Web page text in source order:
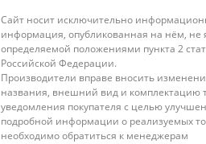
Сайт носит исключительно
информация, опубликованная на нём, не
определяемой положениями пункта 2
Российской Федерации.
Производители вправе вносить
названия, внешний вид и комплектацию
уведомления покупателя с целью
подробной информации о реализуемых
необходимо обратиться к менеджерам